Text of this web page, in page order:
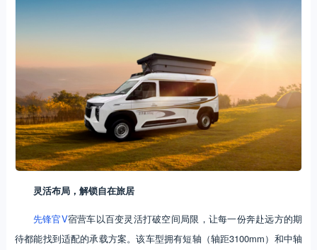
灵活布局，解锁自在旅居
先锋官V宿营车以百变灵活打破空间局限，让每一份奔赴远方的期
待都能找到适配的承载方案。该车型拥有短轴（轴距3100mm）和中轴